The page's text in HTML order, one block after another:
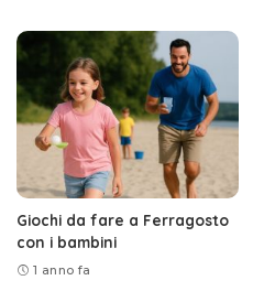
Giochi da fare a Ferragosto
con i bambini
1 anno fa